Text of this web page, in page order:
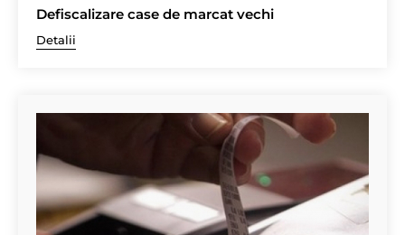
Defiscalizare case de marcat vechi
Detalii